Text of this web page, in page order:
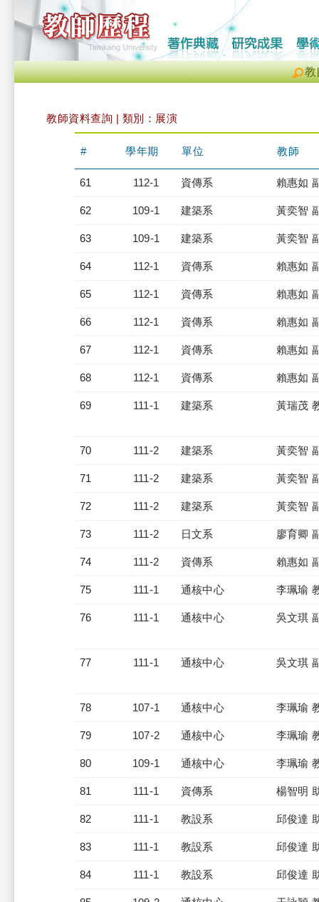
教
教師資料查詢 | 類別：展演
# 學年期 單位 教師
61 112-1 資傳系 賴惠如
62 109-1 建築系 黃奕智
63 109-1 建築系 黃奕智
64 112-1 資傳系 賴惠如
65 112-1 資傳系 賴惠如
66 112-1 資傳系 賴惠如
67 112-1 資傳系 賴惠如
68 112-1 資傳系 賴惠如
69 111-1 建築系 黃瑞茂
70 111-2 建築系 黃奕智
71 111-2 建築系 黃奕智
72 111-2 建築系 黃奕智
73 111-2 日文系 廖育卿
74 111-2 資傳系 賴惠如
75 111-1 通核中心 李珮瑜
76 111-1 通核中心 吳文琪
77 111-1 通核中心 吳文琪
78 107-1 通核中心 李珮瑜
79 107-2 通核中心 李珮瑜
80 109-1 通核中心 李珮瑜
81 111-1 資傳系 楊智明
82 111-1 教設系 邱俊達
83 111-1 教設系 邱俊達
84 111-1 教設系 邱俊達